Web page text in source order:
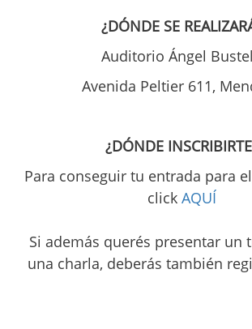
¿DÓNDE SE
Auditorio Ángel
Avenida Peltier 611,
¿DÓNDE
Para conseguir tu entrada para
click AQUÍ
Si además querés presentar un
una charla, deberás también